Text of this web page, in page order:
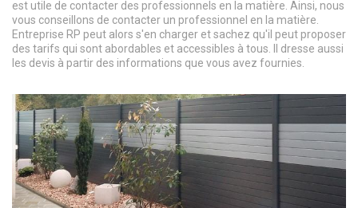
est utile de contacter des professionnels en la matière. Ainsi, nous
vous conseillons de contacter un professionnel en la matière.
Entreprise RP peut alors s'en charger et sachez qu'il peut proposer
des tarifs qui sont abordables et accessibles à tous. Il dresse aussi
les devis à partir des informations que vous avez fournies.